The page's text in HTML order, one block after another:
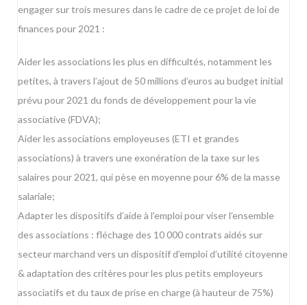
engager sur trois mesures dans le cadre de ce projet de loi de
finances pour 2021 :
Aider les associations les plus en difficultés, notamment les
petites, à travers l’ajout de 50 millions d’euros au budget initial
prévu pour 2021 du fonds de développement pour la vie
associative (FDVA);
Aider les associations employeuses (ETI et grandes
associations) à travers une exonération de la taxe sur les
salaires pour 2021, qui pèse en moyenne pour 6% de la masse
salariale;
Adapter les dispositifs d’aide à l’emploi pour viser l’ensemble
des associations : fléchage des 10 000 contrats aidés sur
secteur marchand vers un dispositif d’emploi d’utilité citoyenne
& adaptation des critères pour les plus petits employeurs
associatifs et du taux de prise en charge (à hauteur de 75%)